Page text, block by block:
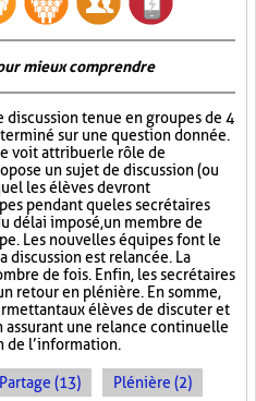
mieux comprendre
tenue en groupes de 4
sur une question donnée.
voit attribuer le rôle de
un sujet de discussion (ou
les élèves devront
pendant que les secrétaires
délai imposé, un membre de
Les nouvelles équipes font le
discussion est relancée. La
de fois. Enfin, les secrétaires
retour en plénière. En somme,
aux élèves de discuter et
assurant une relance continuelle
de l’information.
Partage (13) Plénière (2)